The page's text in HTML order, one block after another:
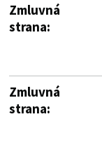
Zmluvná
strana:
Zmluvná
strana: